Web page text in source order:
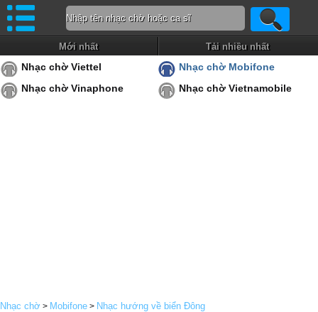
Mới nhất Tải nhiều nhất
Nhạc chờ Viettel
Nhạc chờ Mobifone
Nhạc chờ Vinaphone
Nhạc chờ Vietnamobile
Nhạc chờ > Mobifone > Nhạc hướng về biển Đông